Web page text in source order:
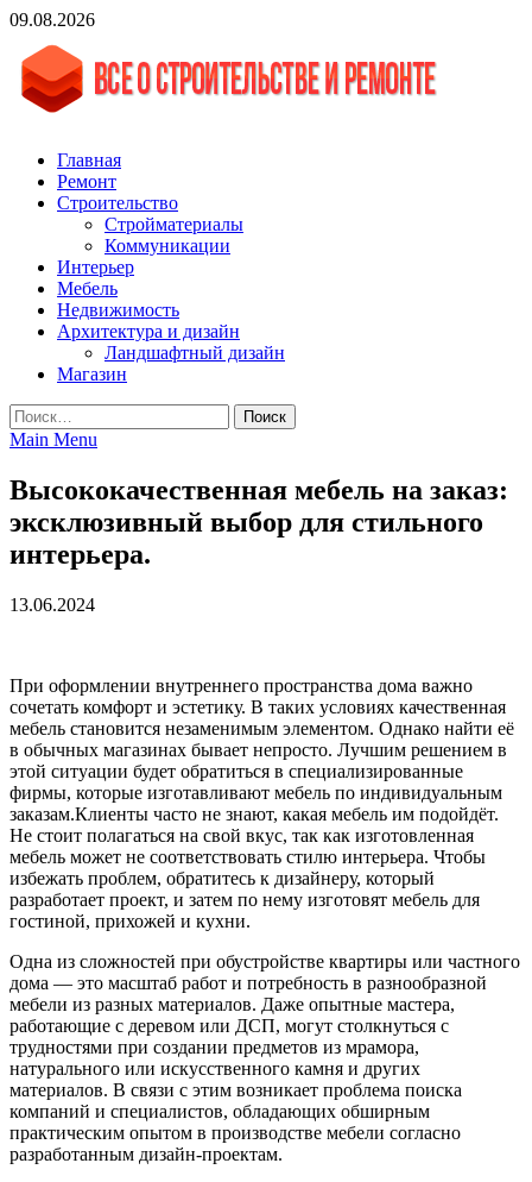
Skip
content
09.08.2026
vgasa.ru
Строительный журнал. Всё о строительстве и ремонтах
Главная
Ремонт
Строительство
Стройматериалы
Коммуникации
Интерьер
Мебель
Недвижимость
Архитектура и дизайн
Ландшафтный дизайн
Магазин
Найти:
Main Menu
Высококачественная мебель на заказ:
эксклюзивный выбор для стильного
интерьера.
13.06.2024
При оформлении внутреннего пространства дома важно
сочетать комфорт и эстетику. В таких условиях качественная
мебель становится незаменимым элементом. Однако найти её
в обычных магазинах бывает непросто. Лучшим решением в
этой ситуации будет обратиться в специализированные
фирмы, которые изготавливают мебель по индивидуальным
заказам.Клиенты часто не знают, какая мебель им подойдёт.
Не стоит полагаться на свой вкус, так как изготовленная
мебель может не соответствовать стилю интерьера. Чтобы
избежать проблем, обратитесь к дизайнеру, который
разработает проект, и затем по нему изготовят мебель для
гостиной, прихожей и кухни.
Одна из сложностей при обустройстве квартиры или частного
дома — это масштаб работ и потребность в разнообразной
мебели из разных материалов. Даже опытные мастера,
работающие с деревом или ДСП, могут столкнуться с
трудностями при создании предметов из мрамора,
натурального или искусственного камня и других
материалов. В связи с этим возникает проблема поиска
компаний и специалистов, обладающих обширным
практическим опытом в производстве мебели согласно
разработанным дизайн-проектам.